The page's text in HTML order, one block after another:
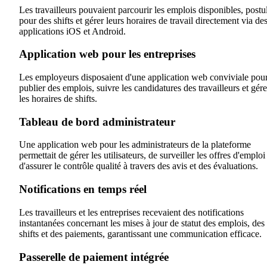
Les travailleurs pouvaient parcourir les emplois disponibles,
pour des shifts et gérer leurs horaires de travail directement via des
applications iOS et Android.
Application web pour les entreprises
Les employeurs disposaient d'une application web conviviale
publier des emplois, suivre les candidatures des travailleurs et
les horaires de shifts.
Tableau de bord administrateur
Une application web pour les administrateurs de la plateforme
permettait de gérer les utilisateurs, de surveiller les offres d'emploi
d'assurer le contrôle qualité à travers des avis et des évaluations.
Notifications en temps réel
Les travailleurs et les entreprises recevaient des notifications
instantanées concernant les mises à jour de statut des emplois, des
shifts et des paiements, garantissant une communication efficace.
Passerelle de paiement intégrée